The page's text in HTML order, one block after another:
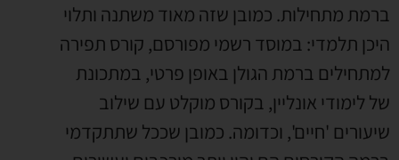
ברמת מתחילות. כמובן שזה מאוד משתנה ותלוי
היכן תלמדי: במוסד רשמי מפורסם, קורס תפירה
למתחילים ברמת הגולן באופן פרטי, במתכונת
של לימודי אונליין, בקורס מוקלט עם שילוב
שיעורים 'חיים', וכדומה. כמובן שככל שתתקדמי